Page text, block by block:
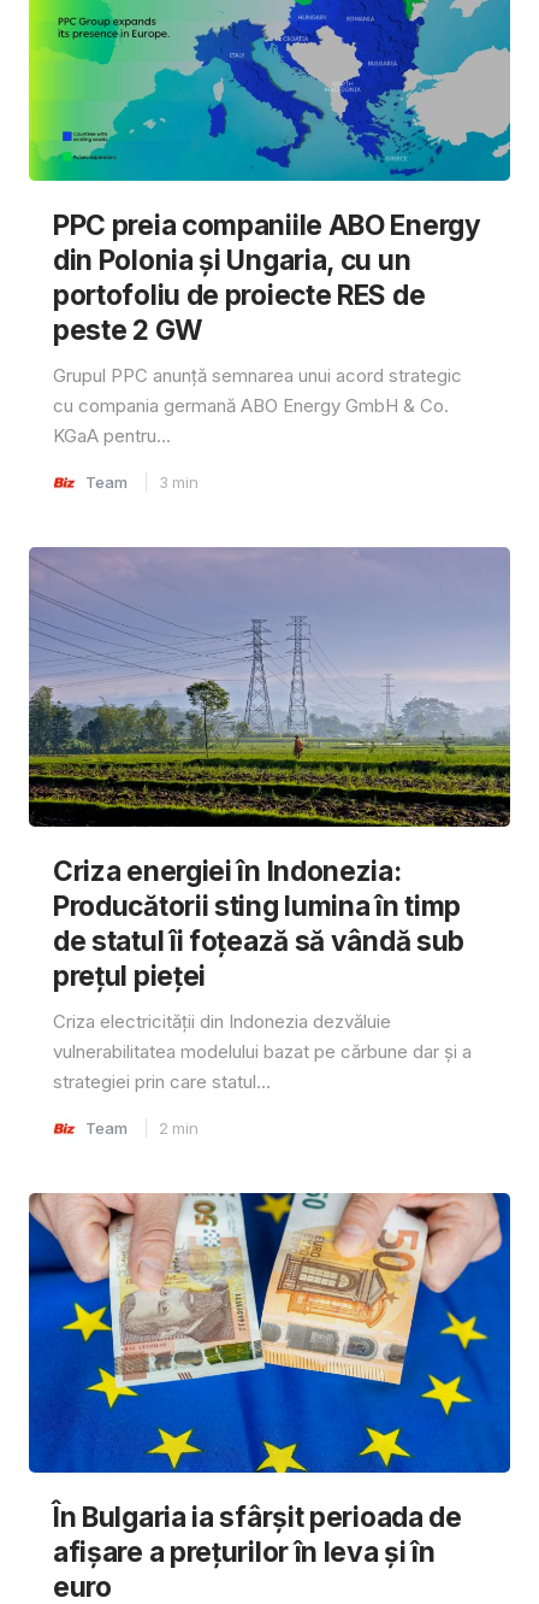
PPC preia companiile ABO Energy
din Polonia și Ungaria, cu un
portofoliu de proiecte RES de
peste 2 GW
Grupul PPC anunță semnarea unui acord strategic
cu compania germană ABO Energy GmbH & Co.
KGaA pentru...
Team 3 min
Criza energiei în Indonezia:
Producătorii sting lumina în timp
de statul îi foțează să vândă sub
prețul pieței
Criza electricității din Indonezia dezvăluie
vulnerabilitatea modelului bazat pe cărbune dar și a
strategiei prin care statul...
Team 2 min
În Bulgaria ia sfârşit perioada de
afișare a prețurilor în ​​leva și în
euro